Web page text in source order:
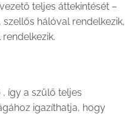
teljes áttekintését –
hálóval rendelkezik,
, így a szülő teljes
igazíthatja, hogy